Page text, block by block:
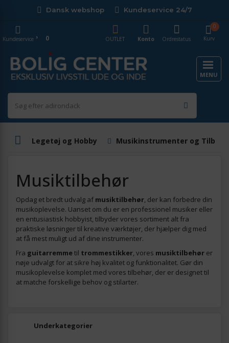
Dansk webshop Kundeservice 24/7
Kurv
0
OUTLET
Konto Ordrestatus
Kundeservice 0
MENU
Legetøj og Hobby Musikinstrumenter og
Musiktilbehør
Opdag et bredt udvalg af musiktilbehør, der kan forbedre din
musikoplevelse. Uanset om du er en professionel musiker eller
en entusiastisk hobbyist, tilbyder vores sortiment alt fra
praktiske løsninger til kreative værktøjer, der hjælper dig med
at få mest muligt ud af dine instrumenter.
Fra guitarremmetil trommestikker, vores musiktilbehør er
nøje udvalgt for at sikre høj kvalitet og funktionalitet. Gør din
musikoplevelse komplet med vores tilbehør, der er designet til
at matche forskellige behov og stilarter.
Underkategorier